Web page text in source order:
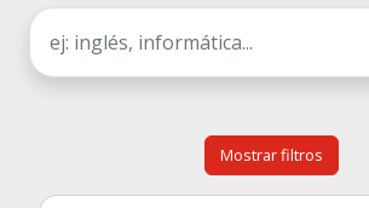
Mostrar filtros